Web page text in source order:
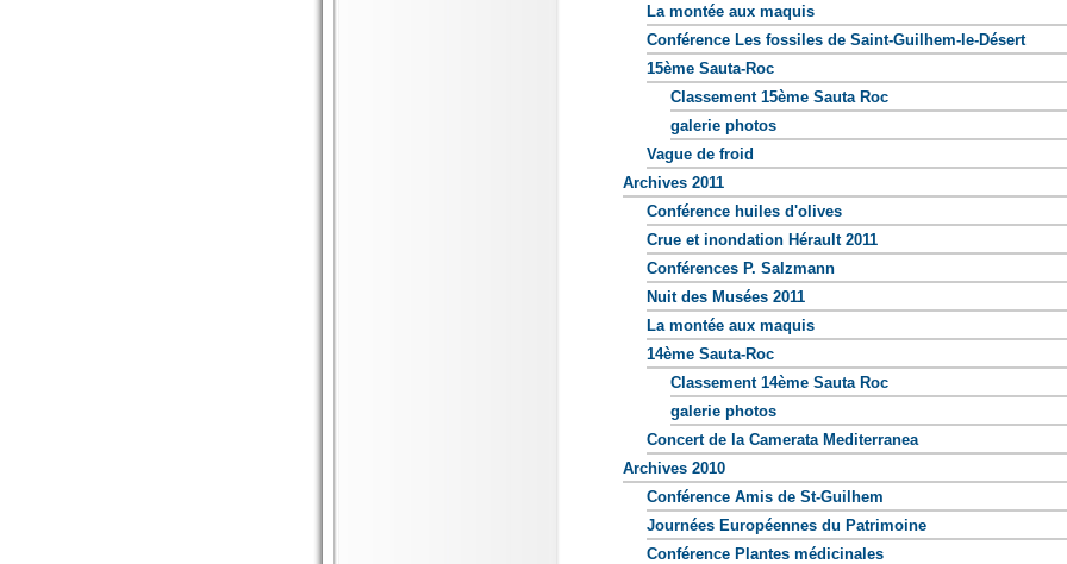
La montée aux maquis
Conférence Les fossiles de Saint-Guilhem-le-Désert
15ème Sauta-Roc
Classement 15ème Sauta Roc
galerie photos
Vague de froid
Archives 2011
Conférence huiles d'olives
Crue et inondation Hérault 2011
Conférences P. Salzmann
Nuit des Musées 2011
La montée aux maquis
14ème Sauta-Roc
Classement 14ème Sauta Roc
galerie photos
Concert de la Camerata Mediterranea
Archives 2010
Conférence Amis de St-Guilhem
Journées Européennes du Patrimoine
Conférence Plantes médicinales